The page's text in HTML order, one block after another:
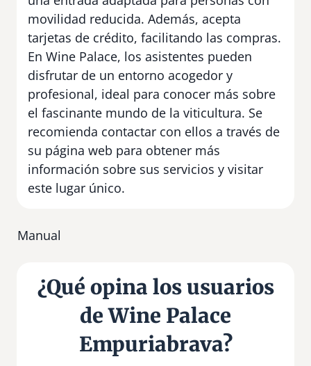
movilidad reducida. Además, acepta
tarjetas de crédito, facilitando las compras.
En Wine Palace, los asistentes pueden
disfrutar de un entorno acogedor y
profesional, ideal para conocer más sobre
el fascinante mundo de la viticultura. Se
recomienda contactar con ellos a través de
su página web para obtener más
información sobre sus servicios y visitar
este lugar único.
Manual
¿Qué opina los usuarios
de Wine Palace
Empuriabrava?